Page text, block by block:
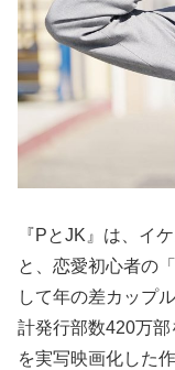
『PとJK』は、イ
と、恋愛初心者の
して年の差カップ
計発行部数420万
を実写映画化した作